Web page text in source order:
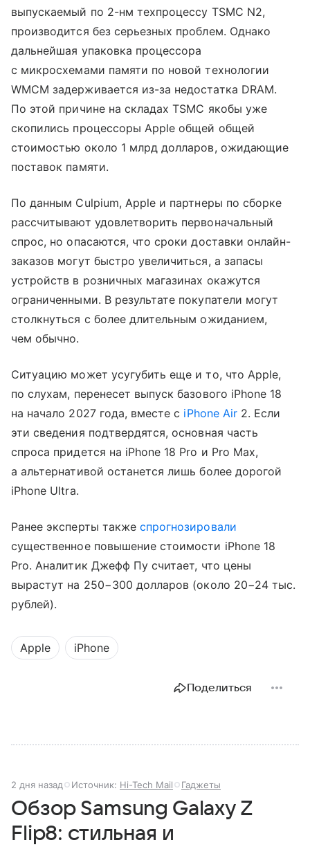
выпускаемый по 2-нм техпроцессу TSMC N2,
производится без серьезных проблем. Однако
дальнейшая упаковка процессора
с микросхемами памяти по новой технологии
WMCM задерживается из-за недостатка DRAM.
По этой причине на складах TSMC якобы уже
скопились процессоры Apple общей общей
стоимостью около 1 млрд долларов, ожидающие
поставок памяти.
По данным Culpium, Apple и партнеры по сборке
рассчитывают удовлетворить первоначальный
спрос, но опасаются, что сроки доставки онлайн-
заказов могут быстро увеличиться, а запасы
устройств в розничных магазинах окажутся
ограниченными. В результате покупатели могут
столкнуться с более длительным ожиданием,
чем обычно.
Ситуацию может усугубить еще и то, что Apple,
по слухам, перенесет выпуск базового iPhone 18
на начало 2027 года, вместе с iPhone Air2. Если
эти сведения подтвердятся, основная часть
спроса придется на iPhone 18 Pro и Pro Max,
а альтернативой останется лишь более дорогой
iPhone Ultra.
Ранее эксперты такжеспрогнозировали
существенное повышение стоимости iPhone 18
Pro. Аналитик Джефф Пу считает, что цены
вырастут на 250−300 долларов (около 20−24 тыс.
рублей).
Apple iPhone
Поделиться
2 дня назад Источник: Hi-Tech Mail Гаджеты
Обзор Samsung Galaxy Z
Flip8: стильная и